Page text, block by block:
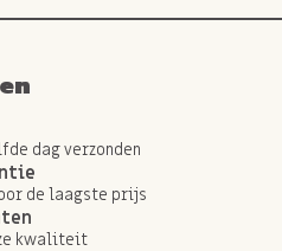
dag verzonden
de laagste prijs
kwaliteit